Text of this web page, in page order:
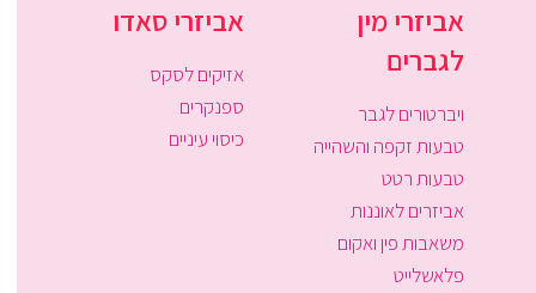
אביזרי מין
לגברים
ויברטורים לגבר
טבעות זקפה והשהייה
טבעות רטט
אביזרים לאוננות
משאבות פין ואקום
פלאשלייט
אביזרי סאדו
אזיקים לסקס
ספנקרים
כיסוי עיניים